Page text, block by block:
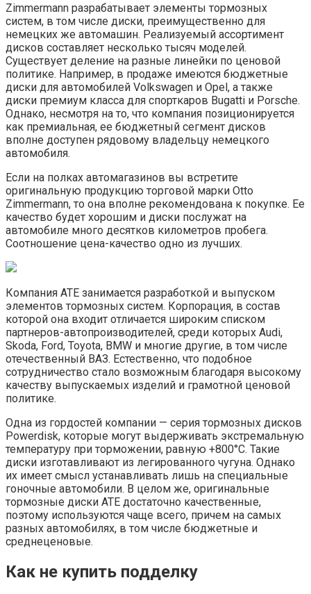
Zimmermann разрабатывает элементы тормозных
систем, в том числе диски, преимущественно для
немецких же автомашин. Реализуемый ассортимент
дисков составляет несколько тысяч моделей.
Существует деление на разные линейки по ценовой
политике. Например, в продаже имеются бюджетные
диски для автомобилей Volkswagen и Opel, а также
диски премиум класса для спорткаров Bugatti и Porsche.
Однако, несмотря на то, что компания позиционируется
как премиальная, ее бюджетный сегмент дисков
вполне доступен рядовому владельцу немецкого
автомобиля.
Если на полках автомагазинов вы встретите
оригинальную продукцию торговой марки Otto
Zimmermann, то она вполне рекомендована к покупке. Ее
качество будет хорошим и диски послужат на
автомобиле много десятков километров пробега.
Соотношение цена-качество одно из лучших.
Компания ATE занимается разработкой и выпуском
элементов тормозных систем. Корпорация, в состав
которой она входит отличается широким списком
партнеров-автопроизводителей, среди которых Audi,
Skoda, Ford, Toyota, BMW и многие другие, в том числе
отечественный ВАЗ. Естественно, что подобное
сотрудничество стало возможным благодаря высокому
качеству выпускаемых изделий и грамотной ценовой
политике.
Одна из гордостей компании — серия тормозных дисков
Powerdisk, которые могут выдерживать экстремальную
температуру при торможении, равную +800°С. Такие
диски изготавливают из легированного чугуна. Однако
их имеет смысл устанавливать лишь на специальные
гоночные автомобили. В целом же, оригинальные
тормозные диски АТЕ достаточно качественные,
поэтому используются чаще всего, причем на самых
разных автомобилях, в том числе бюджетные и
среднеценовые.
Как не купить подделку